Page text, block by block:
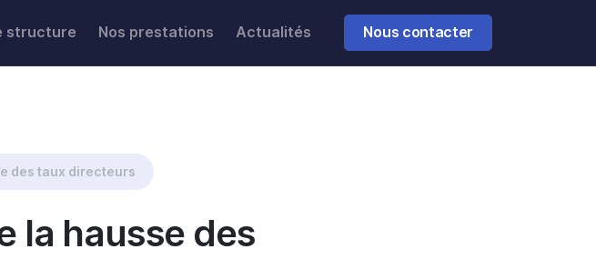
structure Nos prestations Actualités Nous contacter
des taux directeurs
la hausse des